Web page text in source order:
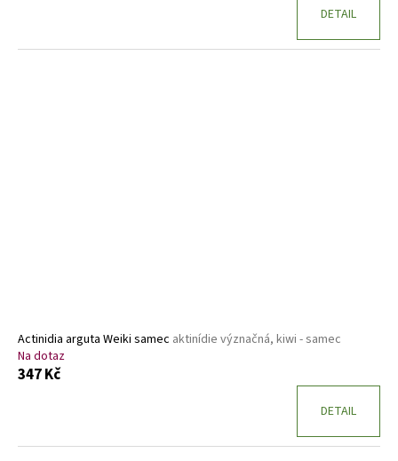
DETAIL
Actinidia arguta Weiki samec aktinídie význačná, kiwi - samec
Na dotaz
347 Kč
DETAIL